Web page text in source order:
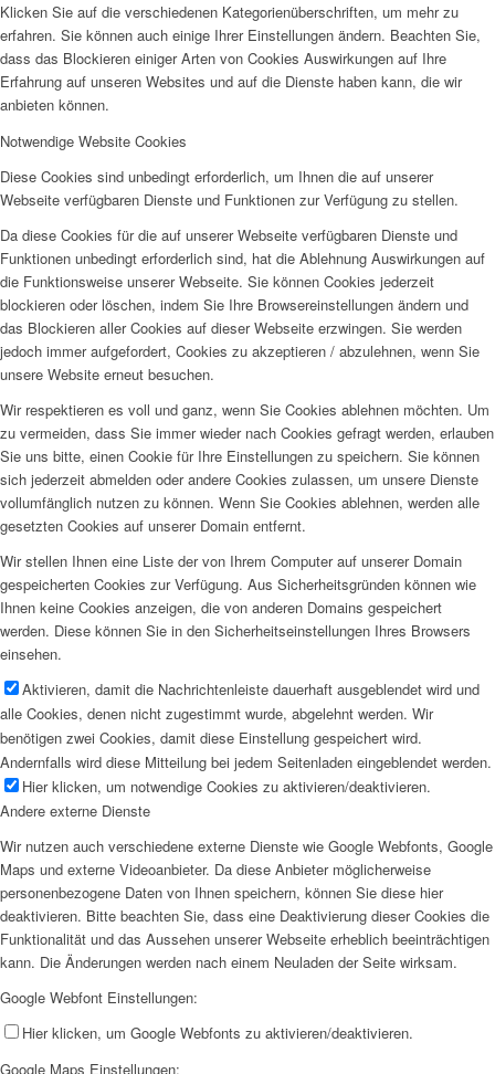
Klicken Sie auf die verschiedenen Kategorienüberschriften, um mehr zu
erfahren. Sie können auch einige Ihrer Einstellungen ändern. Beachten Sie,
dass das Blockieren einiger Arten von Cookies Auswirkungen auf Ihre
Erfahrung auf unseren Websites und auf die Dienste haben kann, die wir
anbieten können.
Notwendige Website Cookies
Diese Cookies sind unbedingt erforderlich, um Ihnen die auf unserer
Webseite verfügbaren Dienste und Funktionen zur Verfügung zu stellen.
Da diese Cookies für die auf unserer Webseite verfügbaren Dienste und
Funktionen unbedingt erforderlich sind, hat die Ablehnung Auswirkungen auf
die Funktionsweise unserer Webseite. Sie können Cookies jederzeit
blockieren oder löschen, indem Sie Ihre Browsereinstellungen ändern und
das Blockieren aller Cookies auf dieser Webseite erzwingen. Sie werden
jedoch immer aufgefordert, Cookies zu akzeptieren / abzulehnen, wenn Sie
unsere Website erneut besuchen.
Wir respektieren es voll und ganz, wenn Sie Cookies ablehnen möchten. Um
zu vermeiden, dass Sie immer wieder nach Cookies gefragt werden, erlauben
Sie uns bitte, einen Cookie für Ihre Einstellungen zu speichern. Sie können
sich jederzeit abmelden oder andere Cookies zulassen, um unsere Dienste
vollumfänglich nutzen zu können. Wenn Sie Cookies ablehnen, werden alle
gesetzten Cookies auf unserer Domain entfernt.
Wir stellen Ihnen eine Liste der von Ihrem Computer auf unserer Domain
gespeicherten Cookies zur Verfügung. Aus Sicherheitsgründen können wie
Ihnen keine Cookies anzeigen, die von anderen Domains gespeichert
werden. Diese können Sie in den Sicherheitseinstellungen Ihres Browsers
einsehen.
Aktivieren, damit die Nachrichtenleiste dauerhaft ausgeblendet wird und
alle Cookies, denen nicht zugestimmt wurde, abgelehnt werden. Wir
benötigen zwei Cookies, damit diese Einstellung gespeichert wird.
Andernfalls wird diese Mitteilung bei jedem Seitenladen eingeblendet werden.
Hier klicken, um notwendige Cookies zu aktivieren/deaktivieren.
Andere externe Dienste
Wir nutzen auch verschiedene externe Dienste wie Google Webfonts, Google
Maps und externe Videoanbieter. Da diese Anbieter möglicherweise
personenbezogene Daten von Ihnen speichern, können Sie diese hier
deaktivieren. Bitte beachten Sie, dass eine Deaktivierung dieser Cookies die
Funktionalität und das Aussehen unserer Webseite erheblich beeinträchtigen
kann. Die Änderungen werden nach einem Neuladen der Seite wirksam.
Google Webfont Einstellungen:
Hier klicken, um Google Webfonts zu aktivieren/deaktivieren.
Google Maps Einstellungen: